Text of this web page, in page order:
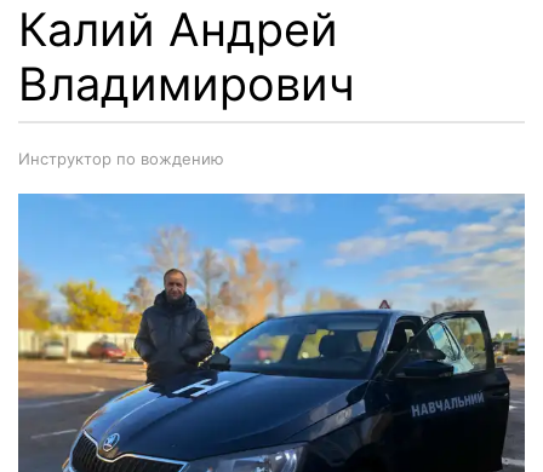
Калий Андрей
Владимирович
Инструктор по вождению